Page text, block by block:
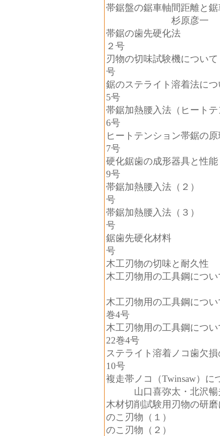
帯鋸盤の鋸車軸間距離と
杉原彦一
帯鋸の歯先硬化
２号
刃物の切味試験機につ
号
鋸のステライト溶着法に
5号
帯鋸加熱腰入法（ヒー
6号
ヒートテンション帯鋸
7号
硬化鋸歯の成形器具
9号
帯鋸加熱腰入法
号
帯鋸加熱腰入法
号
鋸歯先硬化材
号
木工刃物の切味と耐
木工刃物用の工具鋼につ
木工刃物用の工具鋼につ
巻4号
木工刃物用の工具鋼につ
22巻4号
ステライト溶着ノコ
10号
複走帯ノコ（Twinsaw）
山口喜弥太・北
木材切削試験用刃物の研
のこ刃物（１
のこ刃物（２